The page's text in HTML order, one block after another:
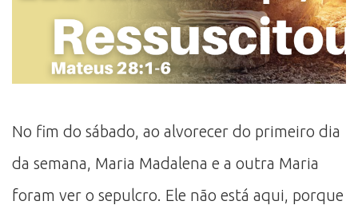
No fim do sábado, ao alvorecer do primeiro dia
da semana, Maria Madalena e a outra Maria
foram ver o sepulcro. Ele não está aqui, porque